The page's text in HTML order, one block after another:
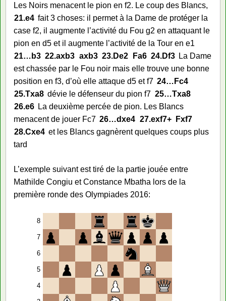
Les Noirs menacent le pion en f2. Le coup des Blancs,
21.e4 fait 3 choses: il permet à la Dame de protéger la
case f2, il augmente l’activité du Fou g2 en attaquant le
pion en d5 et il augmente l’activité de la Tour en e1
21… b3 22.axb3 axb3 23.De2 Fa6 24.Df3 La Dame
est chassée par le Fou noir mais elle trouve une bonne
position en f3, d’où elle attaque d5 et f7 24… Fc4
25.Txa8 dévie le défenseur du pion f7 25…Txa8
26.e6 La deuxième percée de pion. Les Blancs
menacent de jouer Fc7 26…dxe4 27.exf7+
Fxf7
28.Cxe4 et les Blancs gagnèrent quelques coups plus
tard
L’exemple suivant est tiré de la partie jouée entre
Mathilde Congiu et Constance Mbatha lors de la
première ronde des Olympiades 2016:
8
7
6
5
4